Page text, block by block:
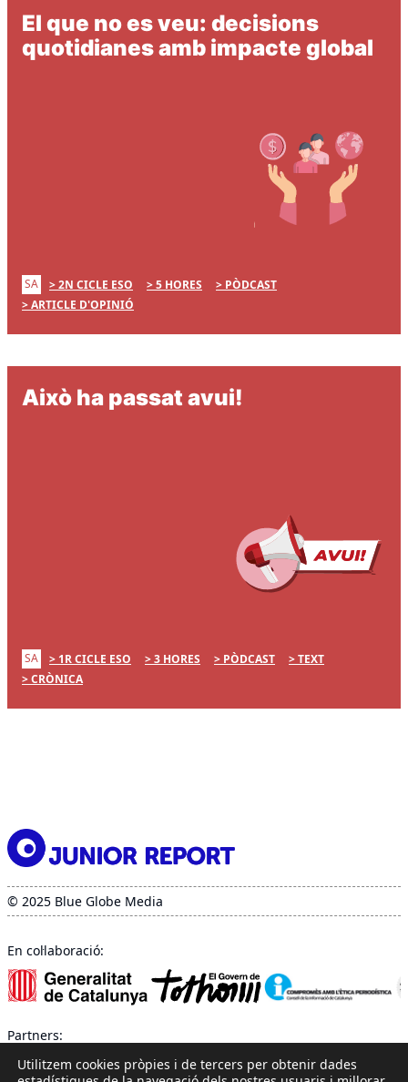
El que no es veu: decisions
quotidianes amb impacte global
SA 2N CICLE ESO 5 HORES
PÒDCAST
ARTICLE D'OPINIÓ
Això ha passat avui!
SA 1R CICLE ESO 3 HORES PÒDCAST
TEXT
CRÒNICA
© 2025 Blue Globe Media
En col·laboració:
Partners:
Utilitzem cookies pròpies i de tercers per obtenir dades